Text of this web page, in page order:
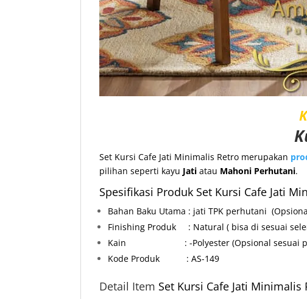
Set Kursi Cafe Jati Minimalis Retro merupakan
pilihan seperti kayu Jati atau Mahoni Perhutani.
Spesifikasi Produk Set Kursi Cafe Jati
Bahan Baku Utama : jati TPK perhutani
Finishing Produk : Natural ( bisa di sesuai
Kain : -Polyester (Opsional sesuai
Kode Produk : AS-149
Detail Item Set Kursi Cafe Jati Minimalis